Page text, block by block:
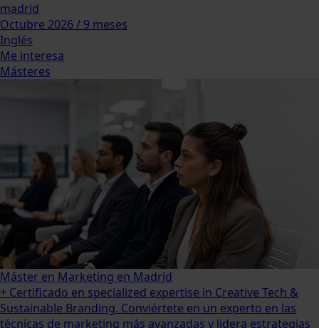
madrid
Octubre 2026 / 9 meses
Inglés
Me interesa
Másteres
Máster en Marketing en Madrid
+ Certificado en specialized expertise in Creative Tech &
Sustainable Branding. Conviértete en un experto en las
técnicas de marketing más avanzadas y lidera estrategias